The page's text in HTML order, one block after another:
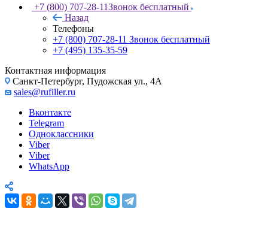
+7 (800) 707-28-11
Назад
Телефоны
+7 (800) 707-28-11
Контактная информация
Санкт-Петербург, Пудожская ул., 4А
Вконтакте
Telegram
Одноклассники
Viber
Viber